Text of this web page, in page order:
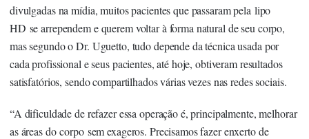
divulgadas na mídia, muitos pacientes que passaram pela lipo
HD se arrependem e querem voltar à forma natural de seu corpo,
mas segundo o Dr. Uguetto, tudo depende da técnica usada por
cada profissional e seus pacientes, até hoje, obtiveram resultados
satisfatórios, sendo compartilhados várias vezes nas redes sociais.
“A dificuldade de refazer essa operação é, principalmente, melhorar
as áreas do corpo sem exageros. Precisamos fazer enxerto de